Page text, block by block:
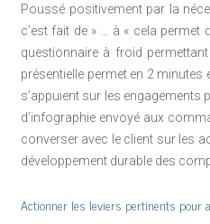
Poussé positivement par la
c’est fait de » … à « cela
questionnaire à froid
présentielle permet en 2
s’appuient sur les
d’infographie envoyé aux
converser avec le client sur les
développement durable des
Actionner les leviers pertinents pour